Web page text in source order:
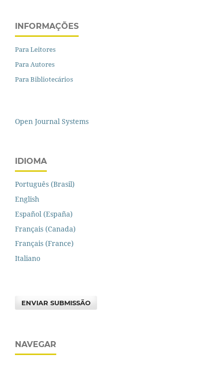
INFORMAÇÕES
Para Leitores
Para Autores
Para Bibliotecários
Open Journal Systems
IDIOMA
Português (Brasil)
English
Español (España)
Français (Canada)
Français (France)
Italiano
ENVIAR SUBMISSÃO
NAVEGAR